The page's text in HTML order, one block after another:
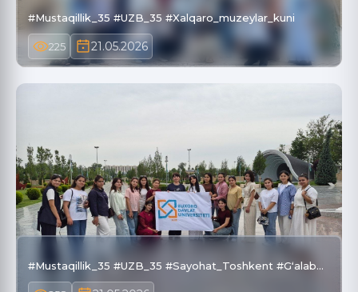
#Mustaqillik_35 #UZB_35 #Xalqaro_muzeylar_kuni
225 21.05.2026
#Mustaqillik_35 #UZB_35 #Sayohat_Toshkent #Gʻalab…